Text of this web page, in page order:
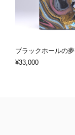
ブラックホールの夢
¥33,000